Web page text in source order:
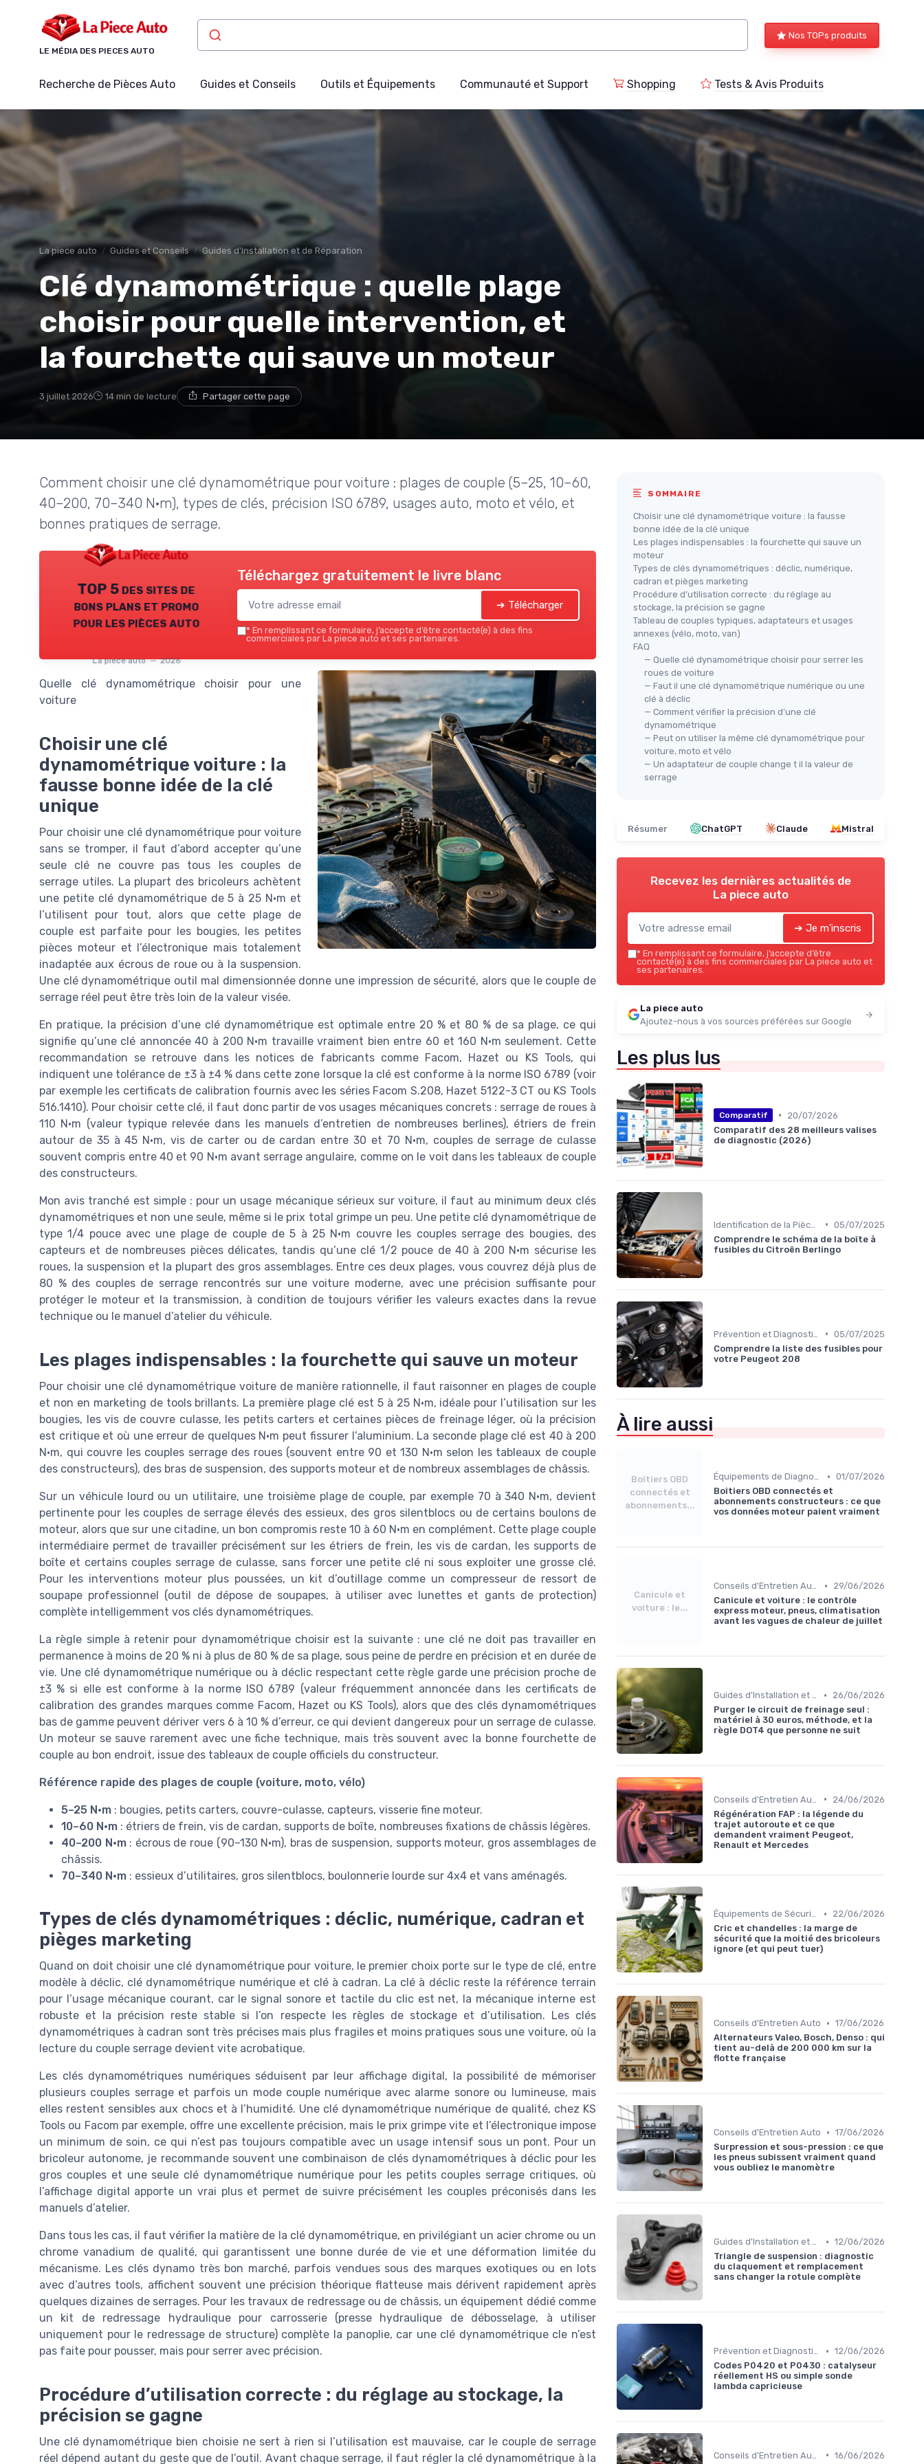
LE MÉDIA DES PIECES AUTO
Nos TOPs produits
Recherche de Pièces Auto Guides et Conseils Outils et Équipements Communauté et Support Shopping Tests & Avis Produits
La piece auto Guides et Conseils Guides d'Installation et de Réparation
Clé dynamométrique : quelle plage
choisir pour quelle intervention, et
la fourchette qui sauve un moteur
3 juillet 2026 14 min de lecture Partager cette page
Comment choisir une clé dynamométrique pour voiture : plages de couple (5–25, 10–60,
40–200, 70–340 N·m), types de clés, précision ISO 6789, usages auto, moto et vélo, et
bonnes pratiques de serrage.
TOP 5 des sites de
bons plans et promo
pour les pièces auto
La piece auto — 2026
Téléchargez gratuitement le livre blanc
➔ Télécharger
* En remplissant ce formulaire, j’accepte d’être contacté(e) à des fins
commerciales par La piece auto et ses partenaires.
Quelle clé dynamométrique choisir pour une
voiture
Choisir une clé
dynamométrique voiture : la
fausse bonne idée de la clé
unique
Pour choisir une clé dynamométrique pour voiture
sans se tromper, il faut d’abord accepter qu’une
seule clé ne couvre pas tous les couples de
serrage utiles. La plupart des bricoleurs achètent
une petite clé dynamométrique de 5 à 25 N·m et
l’utilisent pour tout, alors que cette plage de
couple est parfaite pour les bougies, les petites
pièces moteur et l’électronique mais totalement
inadaptée aux écrous de roue ou à la suspension.
Une clé dynamométrique outil mal dimensionnée donne une impression de sécurité, alors que le couple de
serrage réel peut être très loin de la valeur visée.
En pratique, la précision d’une clé dynamométrique est optimale entre 20 % et 80 % de sa plage, ce qui
signifie qu’une clé annoncée 40 à 200 N·m travaille vraiment bien entre 60 et 160 N·m seulement. Cette
recommandation se retrouve dans les notices de fabricants comme Facom, Hazet ou KS Tools, qui
indiquent une tolérance de ±3 à ±4 % dans cette zone lorsque la clé est conforme à la norme ISO 6789 (voir
par exemple les certificats de calibration fournis avec les séries Facom S.208, Hazet 5122-3 CT ou KS Tools
516.1410). Pour choisir cette clé, il faut donc partir de vos usages mécaniques concrets : serrage de roues à
110 N·m (valeur typique relevée dans les manuels d’entretien de nombreuses berlines), étriers de frein
autour de 35 à 45 N·m, vis de carter ou de cardan entre 30 et 70 N·m, couples de serrage de culasse
souvent compris entre 40 et 90 N·m avant serrage angulaire, comme on le voit dans les tableaux de couple
des constructeurs.
Mon avis tranché est simple : pour un usage mécanique sérieux sur voiture, il faut au minimum deux clés
dynamométriques et non une seule, même si le prix total grimpe un peu. Une petite clé dynamométrique de
type 1/4 pouce avec une plage de couple de 5 à 25 N·m couvre les couples serrage des bougies, des
capteurs et de nombreuses pièces délicates, tandis qu’une clé 1/2 pouce de 40 à 200 N·m sécurise les
roues, la suspension et la plupart des gros assemblages. Entre ces deux plages, vous couvrez déjà plus de
80 % des couples de serrage rencontrés sur une voiture moderne, avec une précision suffisante pour
protéger le moteur et la transmission, à condition de toujours vérifier les valeurs exactes dans la revue
technique ou le manuel d’atelier du véhicule.
Les plages indispensables : la fourchette qui sauve un moteur
Pour choisir une clé dynamométrique voiture de manière rationnelle, il faut raisonner en plages de couple
et non en marketing de tools brillants. La première plage clé est 5 à 25 N·m, idéale pour l’utilisation sur les
bougies, les vis de couvre culasse, les petits carters et certaines pièces de freinage léger, où la précision
est critique et où une erreur de quelques N·m peut fissurer l’aluminium. La seconde plage clé est 40 à 200
N·m, qui couvre les couples serrage des roues (souvent entre 90 et 130 N·m selon les tableaux de couple
des constructeurs), des bras de suspension, des supports moteur et de nombreux assemblages de châssis.
Sur un véhicule lourd ou un utilitaire, une troisième plage de couple, par exemple 70 à 340 N·m, devient
pertinente pour les couples de serrage élevés des essieux, des gros silentblocs ou de certains boulons de
moteur, alors que sur une citadine, un bon compromis reste 10 à 60 N·m en complément. Cette plage couple
intermédiaire permet de travailler précisément sur les étriers de frein, les vis de cardan, les supports de
boîte et certains couples serrage de culasse, sans forcer une petite clé ni sous exploiter une grosse clé.
Pour les interventions moteur plus poussées, un kit d’outillage comme un compresseur de ressort de
soupape professionnel (outil de dépose de soupapes, à utiliser avec lunettes et gants de protection)
complète intelligemment vos clés dynamométriques.
La règle simple à retenir pour dynamométrique choisir est la suivante : une clé ne doit pas travailler en
permanence à moins de 20 % ni à plus de 80 % de sa plage, sous peine de perdre en précision et en durée de
vie. Une clé dynamométrique numérique ou à déclic respectant cette règle garde une précision proche de
±3 % si elle est conforme à la norme ISO 6789 (valeur fréquemment annoncée dans les certificats de
calibration des grandes marques comme Facom, Hazet ou KS Tools), alors que des clés dynamométriques
bas de gamme peuvent dériver vers 6 à 10 % d’erreur, ce qui devient dangereux pour un serrage de culasse.
Un moteur se sauve rarement avec une fiche technique, mais très souvent avec la bonne fourchette de
couple au bon endroit, issue des tableaux de couple officiels du constructeur.
Référence rapide des plages de couple (voiture, moto, vélo)
5–25 N·m : bougies, petits carters, couvre-culasse, capteurs, visserie fine moteur.
10–60 N·m : étriers de frein, vis de cardan, supports de boîte, nombreuses fixations de châssis légères.
40–200 N·m: écrous de roue (90–130 N·m), bras de suspension, supports moteur, gros assemblages de
châssis.
70–340 N·m : essieux d’utilitaires, gros silentblocs, boulonnerie lourde sur 4x4 et vans aménagés.
Types de clés dynamométriques : déclic, numérique, cadran et
pièges marketing
Quand on doit choisir une clé dynamométrique pour voiture, le premier choix porte sur le type de clé, entre
modèle à déclic, clé dynamométrique numérique et clé à cadran. La clé à déclic reste la référence terrain
pour l’usage mécanique courant, car le signal sonore et tactile du clic est net, la mécanique interne est
robuste et la précision reste stable si l’on respecte les règles de stockage et d’utilisation. Les clés
dynamométriques à cadran sont très précises mais plus fragiles et moins pratiques sous une voiture, où la
lecture du couple serrage devient vite acrobatique.
Les clés dynamométriques numériques séduisent par leur affichage digital, la possibilité de mémoriser
plusieurs couples serrage et parfois un mode couple numérique avec alarme sonore ou lumineuse, mais
elles restent sensibles aux chocs et à l’humidité. Une clé dynamométrique numérique de qualité, chez KS
Tools ou Facom par exemple, offre une excellente précision, mais le prix grimpe vite et l’électronique impose
un minimum de soin, ce qui n’est pas toujours compatible avec un usage intensif sous un pont. Pour un
bricoleur autonome, je recommande souvent une combinaison de clés dynamométriques à déclic pour les
gros couples et une seule clé dynamométrique numérique pour les petits couples serrage critiques, où
l’affichage digital apporte un vrai plus et permet de suivre précisément les couples préconisés dans les
manuels d’atelier.
Dans tous les cas, il faut vérifier la matière de la clé dynamométrique, en privilégiant un acier chrome ou un
chrome vanadium de qualité, qui garantissent une bonne durée de vie et une déformation limitée du
mécanisme. Les clés dynamo très bon marché, parfois vendues sous des marques exotiques ou en lots
avec d’autres tools, affichent souvent une précision théorique flatteuse mais dérivent rapidement après
quelques dizaines de serrages. Pour les travaux de redressage ou de châssis, un équipement dédié comme
un kit de redressage hydraulique pour carrosserie (presse hydraulique de débosselage, à utiliser
uniquement pour le redressage de structure) complète la panoplie, car une clé dynamométrique cle n’est
pas faite pour pousser, mais pour serrer avec précision.
Procédure d’utilisation correcte : du réglage au stockage, la
précision se gagne
Une clé dynamométrique bien choisie ne sert à rien si l’utilisation est mauvaise, car le couple de serrage
réel dépend autant du geste que de l’outil. Avant chaque serrage, il faut régler la clé dynamométrique à la
SOMMAIRE
Choisir une clé dynamométrique voiture : la fausse
bonne idée de la clé unique
Les plages indispensables : la fourchette qui sauve un
moteur
Types de clés dynamométriques : déclic, numérique,
cadran et pièges marketing
Procédure d’utilisation correcte : du réglage au
stockage, la précision se gagne
Tableau de couples typiques, adaptateurs et usages
annexes (vélo, moto, van)
FAQ
— Quelle clé dynamométrique choisir pour serrer les
roues de voiture
— Faut il une clé dynamométrique numérique ou une
clé à déclic
— Comment vérifier la précision d’une clé
dynamométrique
— Peut on utiliser la même clé dynamométrique pour
voiture, moto et vélo
— Un adaptateur de couple change t il la valeur de
serrage
Résumer ChatGPT Claude Mistral
Recevez les dernières actualités de
La piece auto
➔ Je m'inscris
* En remplissant ce formulaire, j’accepte d’être
contacté(e) à des fins commerciales par La piece auto et
ses partenaires.
La piece auto
Ajoutez-nous à vos sources préférées sur Google
Les plus lus
Comparatif •
20/07/2026
Comparatif des 28 meilleurs valises
de diagnostic (2026)
• 05/07/2025
Comprendre le schéma de la boîte à
fusibles du Citroën Berlingo
• 05/07/2025
Comprendre la liste des fusibles pour
votre Peugeot 208
À lire aussi
Boîtiers OBD
connectés et
abonnements...
Équipements de Diagnostic • 01/07/2026
Boîtiers OBD connectés et
abonnements constructeurs : ce que
vos données moteur paient vraiment
Canicule et
voiture : le...
Conseils d'Entretien Auto •
29/06/2026
Canicule et voiture : le contrôle
express moteur, pneus, climatisation
avant les vagues de chaleur de juillet
Guides d'Installation et de Réparation •
26/06/2026
Purger le circuit de freinage seul :
matériel à 30 euros, méthode, et la
règle DOT4 que personne ne suit
•
24/06/2026
Régénération FAP : la légende du
trajet autoroute et ce que
demandent vraiment Peugeot,
Renault et Mercedes
Équipements de Sécurité •
22/06/2026
Cric et chandelles : la marge de
sécurité que la moitié des bricoleurs
ignore (et qui peut tuer)
Conseils d'Entretien Auto • 17/06/2026
Alternateurs Valeo, Bosch, Denso : qui
tient au-delà de 200 000 km sur la
flotte française
Conseils d'Entretien Auto • 17/06/2026
Surpression et sous-pression : ce que
les pneus subissent vraiment quand
vous oubliez le manomètre
Guides d'Installation et de Réparation • 12/06/2026
Triangle de suspension : diagnostic
du claquement et remplacement
sans changer la rotule complète
Prévention et Diagnostic des Pannes • 12/06/2026
Codes P0420 et P0430 : catalyseur
réellement HS ou simple sonde
lambda capricieuse
• 16/06/2026